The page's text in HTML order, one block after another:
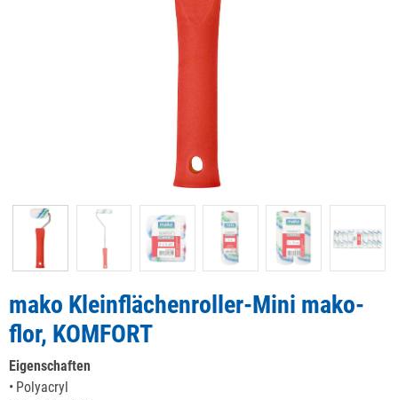
mako Kleinflächenroller-Mini mako-
flor, KOMFORT
Eigenschaften
Polyacryl